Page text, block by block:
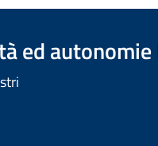
ed autonomie